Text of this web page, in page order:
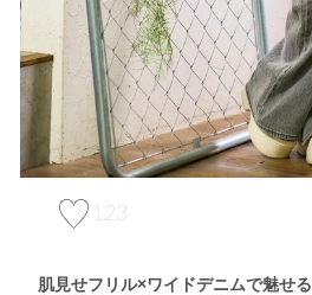
123
肌見せフリル×ワイドデニムで魅せる